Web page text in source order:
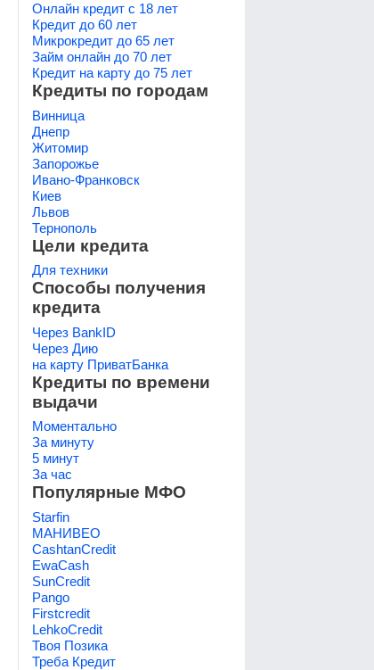
Онлайн кредит с 18 лет
Кредит до 60 лет
Микрокредит до 65 лет
Займ онлайн до 70 лет
Кредит на карту до 75 лет
Кредиты по городам
Винница
Днепр
Житомир
Запорожье
Ивано-Франковск
Киев
Львов
Тернополь
Цели кредита
Для техники
Способы получения
кредита
Через BankID
Через Дию
на карту ПриватБанка
Кредиты по времени
выдачи
Моментально
За минуту
5 минут
За час
Популярные МФО
Starfin
МАНИВЕО
CashtanCredit
EwaCash
SunCredit
Pango
Firstcredit
LehkoCredit
Твоя Позика
Треба Кредит